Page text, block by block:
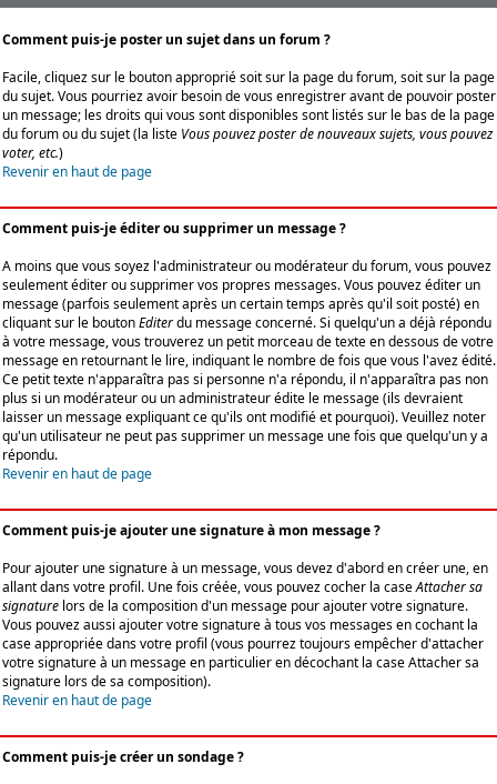
Comment puis-je poster un sujet dans un forum ?
Facile, cliquez sur le bouton approprié soit sur la page du forum, soit sur la page
du sujet. Vous pourriez avoir besoin de vous enregistrer avant de pouvoir poster
un message; les droits qui vous sont disponibles sont listés sur le bas de la page
du forum ou du sujet (la liste Vous pouvez poster de nouveaux sujets, vous pouvez
voter, etc.)
Revenir en haut de page
Comment puis-je éditer ou supprimer un message ?
A moins que vous soyez l'administrateur ou modérateur du forum, vous pouvez
seulement éditer ou supprimer vos propres messages. Vous pouvez éditer un
message (parfois seulement après un certain temps après qu'il soit posté) en
cliquant sur le boutonEditerdu message concerné. Si quelqu'un a déjà répondu
à votre message, vous trouverez un petit morceau de texte en dessous de votre
message en retournant le lire, indiquant le nombre de fois que vous l'avez édité.
Ce petit texte n'apparaîtra pas si personne n'a répondu, il n'apparaîtra pas non
plus si un modérateur ou un administrateur édite le message (ils devraient
laisser un message expliquant ce qu'ils ont modifié et pourquoi). Veuillez noter
qu'un utilisateur ne peut pas supprimer un message une fois que quelqu'un y a
répondu.
Revenir en haut de page
Comment puis-je ajouter une signature à mon message ?
Pour ajouter une signature à un message, vous devez d'abord en créer une, en
allant dans votre profil. Une fois créée, vous pouvez cocher la caseAttacher sa
signature lors de la composition d'un message pour ajouter votre signature.
Vous pouvez aussi ajouter votre signature à tous vos messages en cochant la
case appropriée dans votre profil (vous pourrez toujours empêcher d'attacher
votre signature à un message en particulier en décochant la case Attacher sa
signature lors de sa composition).
Revenir en haut de page
Comment puis-je créer un sondage ?